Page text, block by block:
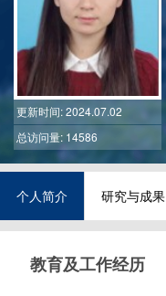
更新时间: 2024.07.02
总访问量: 14586
个人简介 研究与成果
教育及工作经历